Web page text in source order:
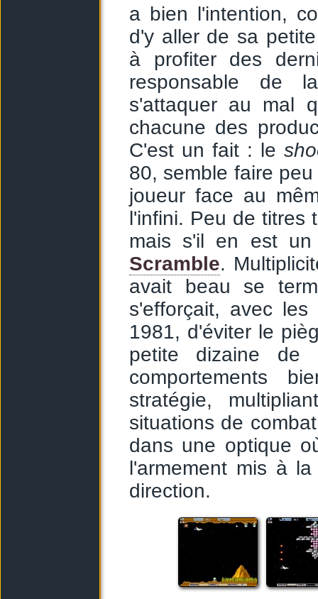
a bien l'intention,
d'y aller de sa
à profiter des
responsable de
s'attaquer au mal
chacune des
C'est un fait : le
80, semble faire
joueur face au
l'infini. Peu de titres
mais s'il en est
Scramble.
avait beau se
s'efforçait, avec
1981, d'éviter le
petite dizaine de
comportements
stratégie,
situations de
dans une optique
l'armement mis à
direction.